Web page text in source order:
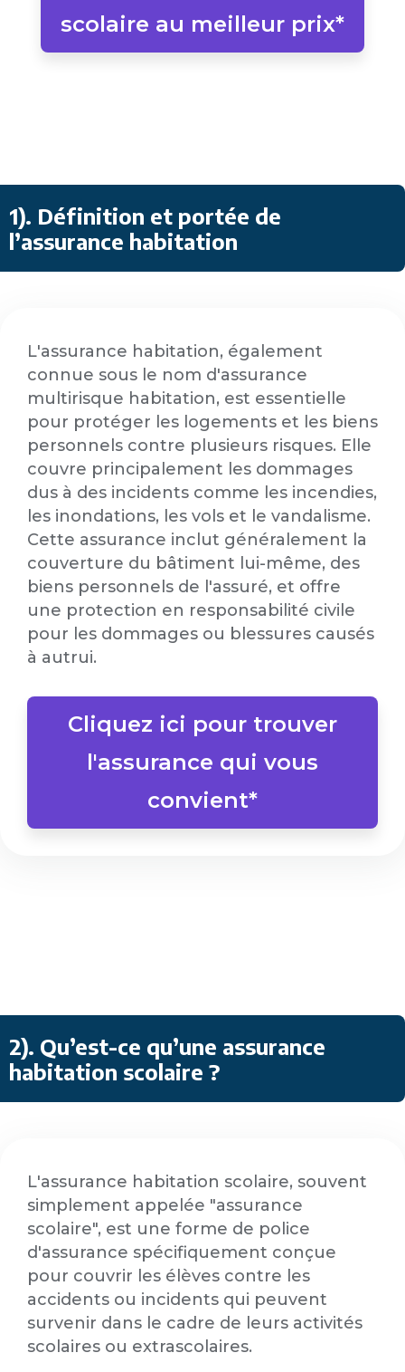
scolaire au meilleur prix*
1). Définition et portée de
l’assurance habitation
L'assurance habitation, également
connue sous le nom d'assurance
multirisque habitation, est essentielle
pour protéger les logements et les biens
personnels contre plusieurs risques. Elle
couvre principalement les dommages
dus à des incidents comme les incendies,
les inondations, les vols et le vandalisme.
Cette assurance inclut généralement la
couverture du bâtiment lui-même, des
biens personnels de l'assuré, et offre
une protection en responsabilité civile
pour les dommages ou blessures causés
à autrui.
Cliquez ici pour trouver
l'assurance qui vous
convient*
2). Qu’est-ce qu’une assurance
habitation scolaire ?
L'assurance habitation scolaire, souvent
simplement appelée "assurance
scolaire", est une forme de police
d'assurance spécifiquement conçue
pour couvrir les élèves contre les
accidents ou incidents qui peuvent
survenir dans le cadre de leurs activités
scolaires ou extrascolaires.